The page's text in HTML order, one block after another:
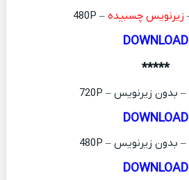
زیرنویس چسبیده – 480P
DOWNLOAD
*****
DOWNLOAD
DOWNLOAD